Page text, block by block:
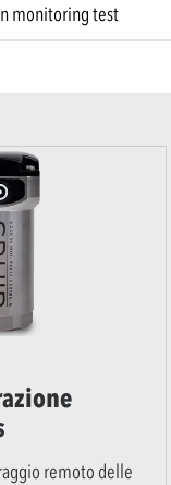
monitoring test
remoto delle